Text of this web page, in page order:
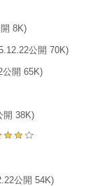
8K)
公開 70K)
公開 65K)
開 38K)
公開 54K)